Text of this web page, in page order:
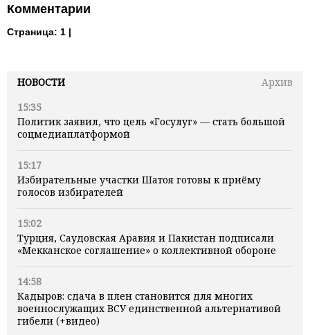
НОВОСТИ
Архив
15:35
Политик заявил, что цель «Госулуг» — стать большой
соцмедиаплатформой
15:17
Избирательные участки Шатоя готовы к приёму
голосов избирателей
15:02
Турция, Саудовская Аравия и Пакистан подписали
«Мекканское соглашение» о коллективной обороне
14:58
Кадыров: сдача в плен становится для многих
военнослужащих ВСУ единственной альтернативой
гибели (+видео)
Комментарии
Страница: 1 |